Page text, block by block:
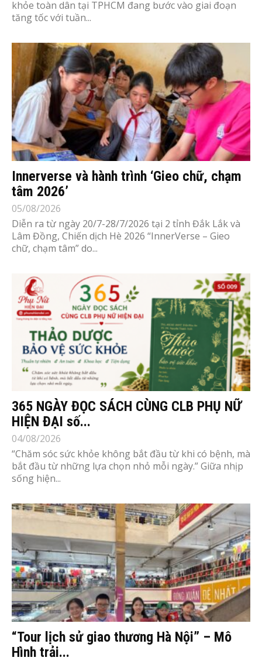
khỏe toàn dân tại TPHCM đang bước vào giai đoạn
tăng tốc với tuần...
Innerverse và hành trình ‘Gieo chữ, chạm
tâm 2026’
05/08/2026
Diễn ra từ ngày 20/7-28/7/2026 tại 2 tỉnh Đắk Lắk và
Lâm Đồng, Chiến dịch Hè 2026 “InnerVerse – Gieo
chữ, chạm tâm” do...
365 NGÀY ĐỌC SÁCH CÙNG CLB PHỤ NỮ
HIỆN ĐẠI số...
04/08/2026
“Chăm sóc sức khỏe không bắt đầu từ khi có bệnh, mà
bắt đầu từ những lựa chọn nhỏ mỗi ngày.” Giữa nhịp
sống hiện...
“Tour lịch sử giao thương Hà Nội” – Mô
Hình trải...